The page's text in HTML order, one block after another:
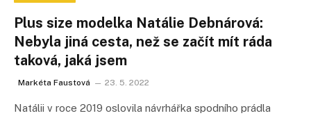
Plus size modelka Natálie Debnárová:
Nebyla jiná cesta, než se začít mít ráda
taková, jaká jsem
Markéta Faustová 23. 5. 2022
Natálii v roce 2019 oslovila návrhářka spodního prádla